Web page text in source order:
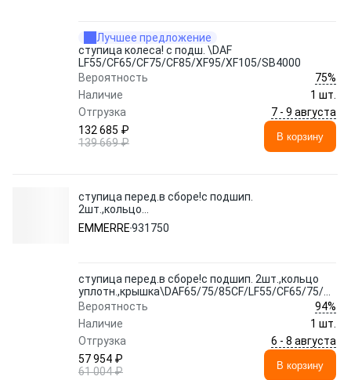
Лучшее предложение
ступица колеса! с подш. \DAF
LF55/CF65/CF75/CF85/XF95/XF105/SB4000
Вероятность
75%
Наличие
1 шт.
Отгрузка
7 - 9 августа
132 685 ₽
139 669 ₽
В корзину
ступица перед.в сборе!с подшип.
2шт.,кольцо
уплотн.,крышка\DAF65/75/85CF/LF55/CF65/75/85IV
EMMERRE931750
ступица перед.в сборе!с подшип. 2шт.,кольцо
Вероятность
94%
Наличие
1 шт.
Отгрузка
6 - 8 августа
57 954 ₽
61 004 ₽
В корзину